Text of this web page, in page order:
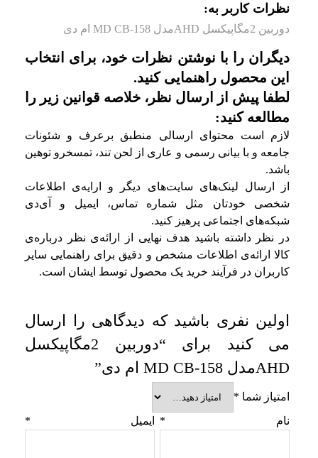
نظرات کاربر به:
دوربین 2مگاپیکسل AHDمدل MD CB-158 ام دی
دیگران را با نوشتن نظرات خود، برای انتخاب
این محصول راهنمایی کنید.
لطفا پیش از ارسال نظر، خلاصه قوانین زیر را
مطالعه کنید:
لازم است محتوای ارسالی منطبق برعرف و شئونات
جامعه و با بیانی رسمی و عاری از لحن تند، تمسخرو توهین
باشد.
از ارسال لینک‌های سایت‌های دیگر و ارایه‌ی اطلاعات
شخصی خودتان مثل شماره تماس، ایمیل و آی‌دی
شبکه‌های اجتماعی پرهیز کنید.
در نظر داشته باشید هدف نهایی از ارائه‌ی نظر درباره‌ی
کالا ارائه‌ی اطلاعات مشخص و دقیق برای راهنمایی سایر
کاربران در فرآیند خرید یک محصول توسط ایشان است.
اولین نفری باشید که دیدگاهی را ارسال
می کنید برای “دوربین 2مگاپیکسل
AHDمدل MD CB-158 ام دی”
امتیاز شما*
نام ایمیل